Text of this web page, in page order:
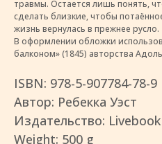
травмы. Остается лишь понять,
сделать близкие, чтобы
жизнь вернулась в прежнее русло.
В оформлении обложки
балконом» (1845) авторства
ISBN: 978-5-907784-78-9
Автор: Ребекка Уэст
Издательство: Livebook
Weight: 500 g